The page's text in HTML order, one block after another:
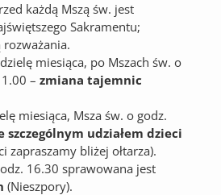
każdą Mszą św. jest
Sakramentu;
miesiąca, po Mszach św. o
– zmiana tajemnic
miesiąca, Msza św. o godz.
szczególnym udziałem dzieci
zapraszamy bliżej ołtarza).
16.30 sprawowana jest
(Nieszpory).